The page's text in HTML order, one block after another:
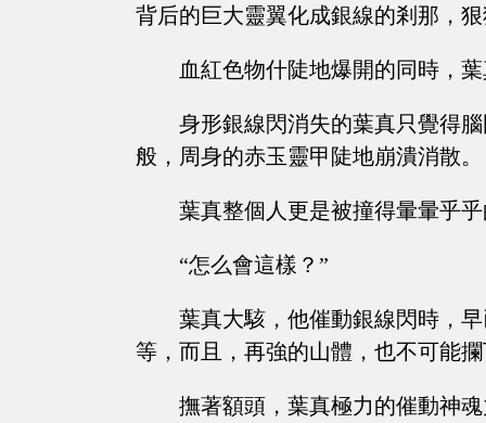
背后的巨大靈翼化成銀線的剎那，
血紅色物什陡地爆開的同時，
身形銀線閃消失的葉真只覺得
般，周身的赤玉靈甲陡地崩潰消散。
葉真整個人更是被撞得暈暈乎
“怎么會這樣？”
葉真大駭，他催動銀線閃時，
等，而且，再強的山體，也不可能
撫著額頭，葉真極力的催動神